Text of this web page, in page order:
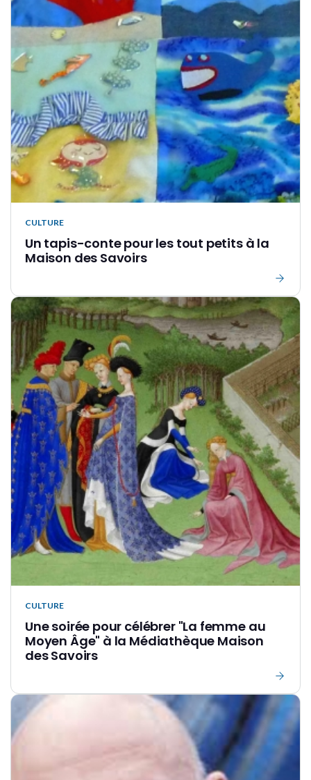
CULTURE
Un tapis-conte pour les tout petits à la
Maison des Savoirs
CULTURE
Une soirée pour célébrer "La femme au
Moyen Âge" à la Médiathèque Maison
des Savoirs